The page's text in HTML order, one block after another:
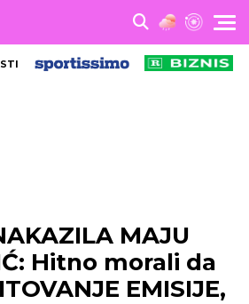
MAJU
Hitno morali da
EMISIJE,